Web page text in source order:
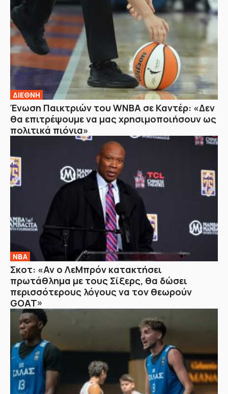
ΔΙΕΘΝΗ
Ένωση Παικτριών του WNBA σε Καντέρ: «Δεν
θα επιτρέψουμε να μας χρησιμοποιήσουν ως
πολιτικά πιόνια»
NBA
Σκοτ: «Αν ο ΛεΜπρόν κατακτήσει
πρωτάθλημα με τους Σίξερς, θα δώσει
περισσότερους λόγους να τον θεωρούν
GOAT»